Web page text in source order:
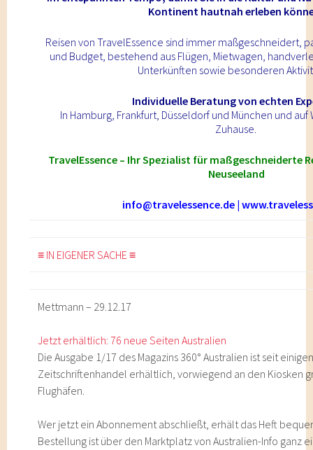
Kontinent hautnah erleben
Reisen von TravelEssence sind immer maßgeschneidert,
und Budget, bestehend aus Flügen, Mietwagen,
Unterkünften sowie besonderen
Individuelle Beratung von echten
In Hamburg, Frankfurt, Düsseldorf und München und auf
Zuhause.
TravelEssence – Ihr Spezialist für maßgeschneiderte
Neuseeland
info@travelessence.de |
≡ IN EIGENER SACHE ≡
Mettmann – 29.12.17
Jetzt erhältlich: 76 neue Seiten Australien
Die Ausgabe 1/17 des Magazins 360° Australien ist seit
Zeitschriftenhandel erhältlich, vorwiegend an den Kiosken
Flughäfen.
Wer jetzt ein Abonnement abschließt, erhält das Heft
Bestellung ist über den Marktplatz von Australien-Info ganz